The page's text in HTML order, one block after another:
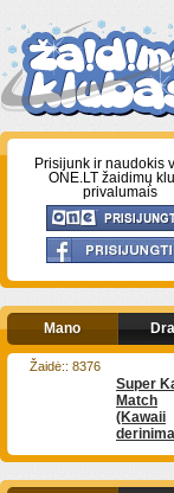
Prisijunk ir naudokis
ONE.LT žaidimų
privalumais
Mano
Super
Match
(Kawaii
Žaidė:: 8376